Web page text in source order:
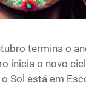
termina o
inicia o novo
Sol está em